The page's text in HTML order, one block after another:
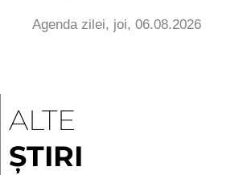
Agenda zilei, joi, 06.08.2026
ALTE
ȘTIRI